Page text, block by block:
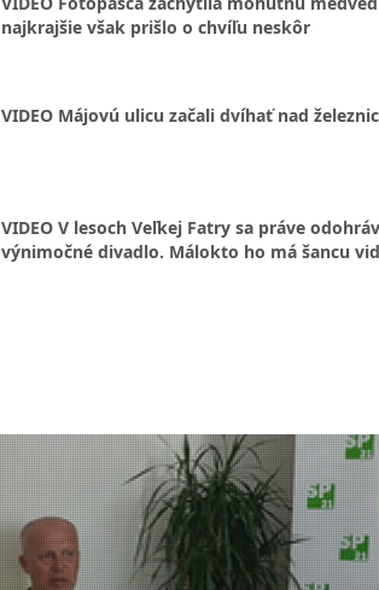
najkrajšie však prišlo o chvíľu neskôr
VIDEO Májovú ulicu začali dvíhať nad
VIDEO V lesoch Veľkej Fatry sa práve
výnimočné divadlo. Málokto ho má šancu